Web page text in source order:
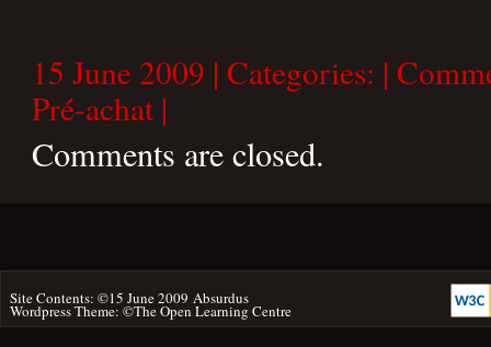
15 June 2009 | Categories: |
Pré-achat|
Comments are closed.
Site Contents: ©15 June 2009 Absurdus
Wordpress Theme: ©The Open Learning Centre